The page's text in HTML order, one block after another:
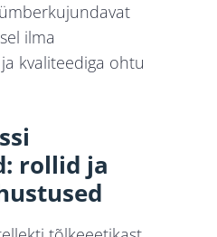
ilma
kvaliteediga ohtu
rollid ja